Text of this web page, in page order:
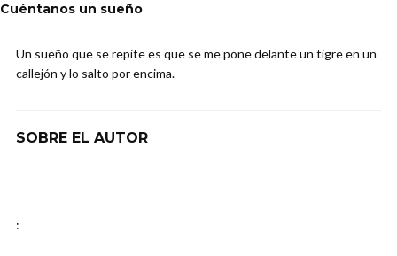
Cuéntanos un sueño
Un sueño que se repite es que se me pone delante un tigre en un
callejón y lo salto por encima.
SOBRE EL AUTOR
: